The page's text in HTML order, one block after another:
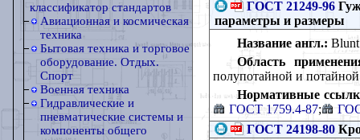
классификатор стандартов
Авиационная и космическая
техника
Бытовая техника и торговое
оборудование. Отдых.
Спорт
Военная техника
Гидравлические и
пневматические системы и
компоненты общего
ГОСТ 21249-96
параметры и размеры
Название англ.: Blunt
Область
полупотайной и
Нормативные
ГОСТ 1759.4-87;
ГОСТ 24198-80